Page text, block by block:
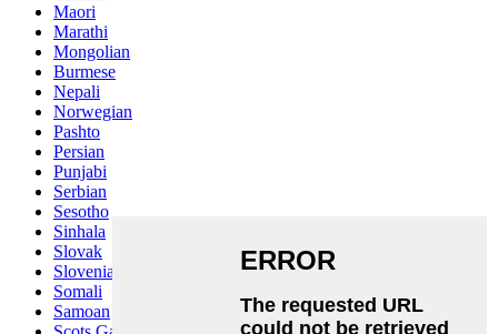
Maori
Marathi
Mongolian
Burmese
Nepali
Norwegian
Pashto
Persian
Punjabi
Serbian
Sesotho
Sinhala
Slovak
Slovenian
Somali
Samoan